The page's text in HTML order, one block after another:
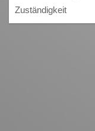
Zuständigkeit